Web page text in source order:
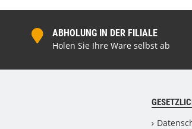
ABHOLUNG IN DER FILIALE
Holen Sie Ihre Ware selbst ab